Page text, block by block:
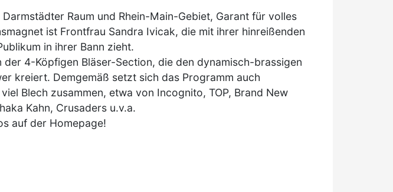
Raum und Rhein-Main-Gebiet, Garant für volles
ist Frontfrau Sandra Ivicak, die mit ihrer hinreißenden
in ihrer Bann zieht.
4-Köpfigen Bläser-Section, die den dynamisch-brassigen
kreiert. Demgemäß setzt sich das Programm auch
Blech zusammen, etwa von Incognito, TOP, Brand New
Kahn, Crusaders u.v.a.
auf der Homepage!